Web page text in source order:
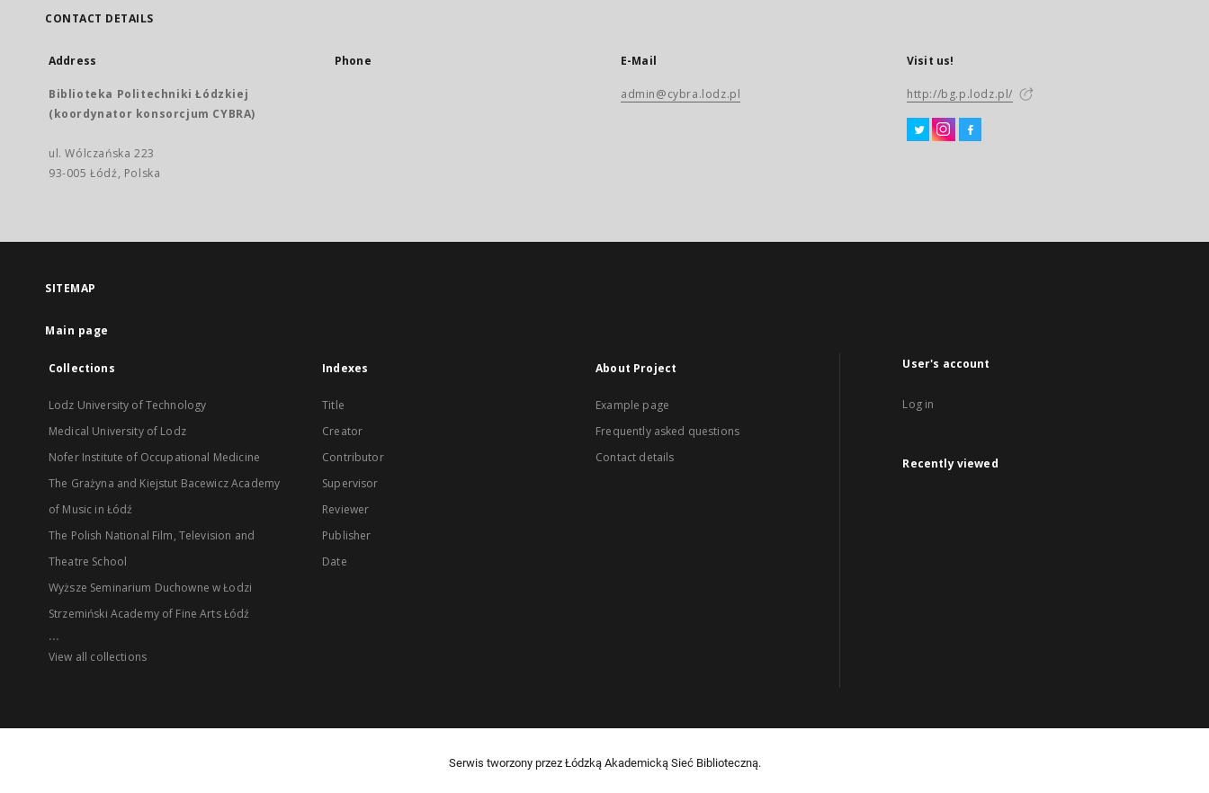
CONTACT DETAILS
Address
Biblioteka Politechniki Łódzkiej
(koordynator konsorcjum CYBRA)
ul. Wólczańska 223
93-005 Łódź, Polska
Phone E-Mail
admin@cybra.lodz.pl
Visit us!
http://bg.p.lodz.pl/
SITEMAP
Main page
Collections
Lodz University of Technology
Medical University of Lodz
Nofer Institute of Occupational Medicine
The Grażyna and Kiejstut Bacewicz Academy
of Music in Łódź
The Polish National Film, Television and
Theatre School
Wyższe Seminarium Duchowne w Łodzi
Strzemiński Academy of Fine Arts Łódź
...
View all collections
Indexes
Title
Creator
Contributor
Supervisor
Reviewer
Publisher
Date
About Project
Example page
Frequently asked questions
Contact details
User's account
Log in
Recently viewed
Serwis tworzony przez Łódzką Akademicką Sieć Biblioteczną.